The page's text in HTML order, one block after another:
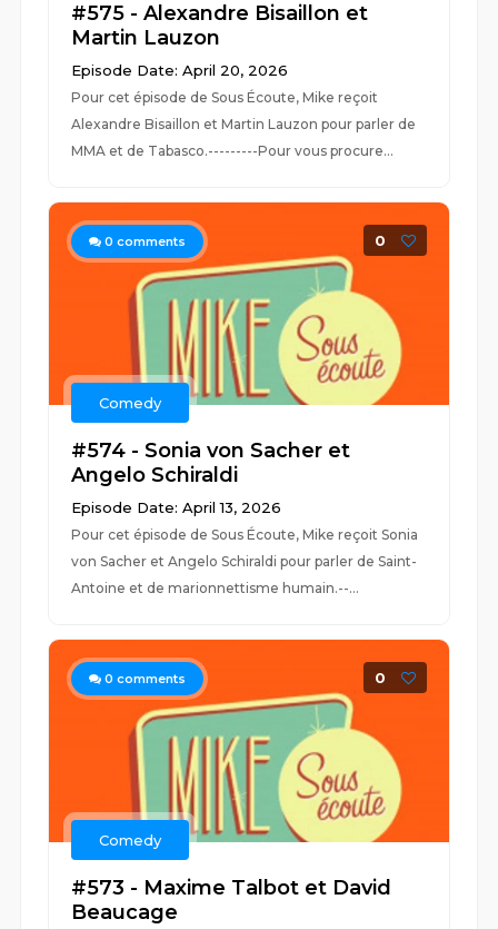
#575 - Alexandre Bisaillon et
Martin Lauzon
Episode Date: April 20, 2026
Pour cet épisode de Sous Écoute, Mike reçoit
Alexandre Bisaillon et Martin Lauzon pour parler de
MMA et de Tabasco.---------Pour vous procure...
0 comments 0
Comedy
#574 - Sonia von Sacher et
Angelo Schiraldi
Episode Date: April 13, 2026
Pour cet épisode de Sous Écoute, Mike reçoit Sonia
von Sacher et Angelo Schiraldi pour parler de Saint-
Antoine et de marionnettisme humain.--...
0 comments 0
Comedy
#573 - Maxime Talbot et David
Beaucage